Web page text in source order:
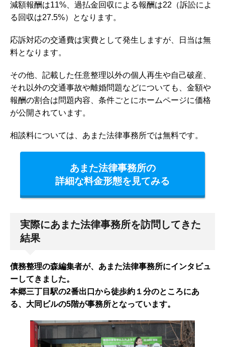
減額報酬は11%、過払金回収による報酬は22（訴訟によ
る回収は27.5%）となります。
応訴対応の交通費は実費として発生しますが、日当は無
料となります。
その他、記載した任意整理以外の個人再生や自己破産、
それ以外の交通事故や離婚問題などについても、金額や
報酬の割合は問題内容、条件ごとにホームページに価格
が公開されています。
相談料については、 あまた法律事務所では無料です。
あまた法律事務所の
詳細な料金形態を見てみる
実際にあまた法律事務所を訪問してきた
結果
債務整理の森編集者が、あまた法律事務所にインタビュ
ーしてきました。
本郷三丁目駅の2番出口から徒歩約１分のところにあ
る、大同ビルの5階が事務所となっています。